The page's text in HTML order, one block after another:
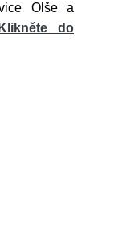
Olše a
Klikněte do